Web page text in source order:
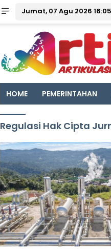
Jumat, 07 Agu 2026
HOME PEMERINTAHAN
Regulasi Hak Cipta